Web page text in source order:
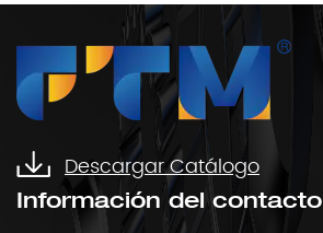
Descargar Catálogo
Información del contacto